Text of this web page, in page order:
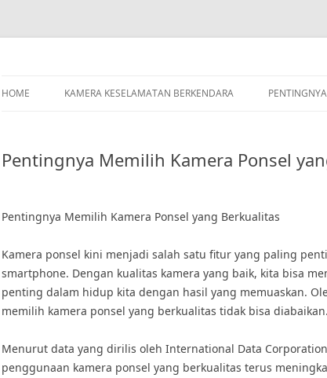
Skip
HOME KAMERA KESELAMATAN BERKENDARA
Pentingnya Memilih Kamera Ponsel
Pentingnya Memilih Kamera Ponsel yang Berkualitas
Kamera ponsel kini menjadi salah satu fitur yang paling
smartphone. Dengan kualitas kamera yang baik, kita bisa
penting dalam hidup kita dengan hasil yang memuaskan.
memilih kamera ponsel yang berkualitas tidak bisa diabaikan.
Menurut data yang dirilis oleh International Data
penggunaan kamera ponsel yang berkualitas terus